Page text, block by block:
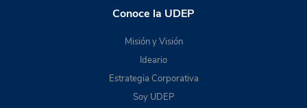
Conoce la UDEP
Misión y Visión
Ideario
Estrategia Corporativa
Soy UDEP